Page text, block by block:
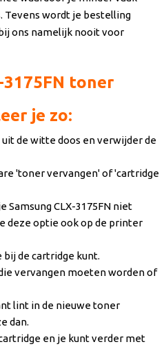
Tevens wordt je bestelling
ons namelijk nooit voor
3175FN toner
je zo:
de witte doos en verwijder de
'toner vervangen' of 'cartridge
Samsung CLX-3175FN niet
deze optie ook op de printer
de cartridge kunt.
vervangen moeten worden of
lint in de nieuwe toner
dan.
en je kunt verder met